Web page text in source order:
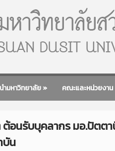
ำมหาวิทยาลัย» คณะและหน่วยงาน
อนรับบุคลากร มอ.ปัตต
บัน